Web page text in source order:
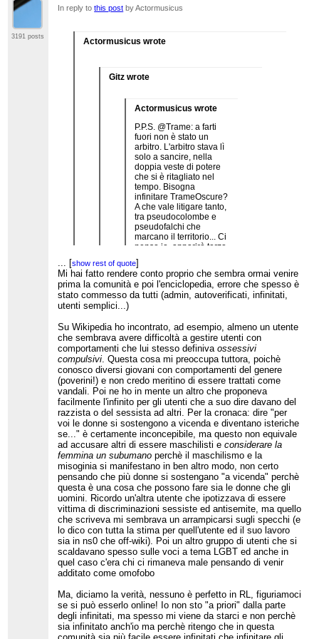
3191 posts
In reply tothis post by Actormusicus
Actormusicus wrote
Gitz wrote
Actormusicus wrote
P.P.S. @Trame: a farti
fuori non è stato un
arbitro. L'arbitro stava lì
solo a sancire, nella
doppia veste di potere
che si è ritagliato nel
tempo. Bisogna
infinitare TrameOscure?
A che vale litigare tanto,
tra pseudocolombe e
pseudofalchi che
marcano il territorio... Ci
penso io, apparirò terzo.
Voi scrivete una bella
UP. Bella però, che si
veda a colpo d'occhio,
perché non ho voglia di
leggerla. Quando non
alla fine, di fronte alle
rimostranze, si è deciso
a leggerla.
...[show rest of quote]
Ma ti rendi conto, Actor, di quanto è
marcio il sistema amministrativo che
stai descrivendo? cioè del fatto che
questa è una violazione palese - e
da quel che scrivi sembra anche
sistematica - di WP:CAMPAGNA?
No, perché poi aggiungi
"Ovviamente, non si infinita qualcuno
senza leggere quello che gli viene
contestato", come se il problema
fosse che questo admin/arbitro non
ha letto con attenzione la
segnalazione, oppure che si è
allargato troppo parlando a nome
dell'ArbCom e pestando i piedi a
qualche amin nel gruppo Telegram. Il
problema è un altro: le discussioni
comunitarie - e le UP sono
discussioni comunitarie - non
possono venir precotte in questo
modo, non ti pare? E' ingiusto verso
il segnalato ed è ingiusto verso la
comunità che viene chiamata a
discutere. Non c'è nessunissima
ragione per cui un admin dovrebbe
consultarsi con i colleghi o con altri
prima di aprire una UP. Ma ci
rendiamo conto?
...[show rest of quote
Gitz tu sfondi una porta aperta. Io mi sono sentito
nell'azione solo nei periodi in cui sono stato fuori
da tutto e non ho visto niente. I canalisonoun
condizionamento, da qualunque punto di vista li si
guardi. È il senso complessivo di quello che ho
scritto oggi. È il senso di «Wikipedia si fa su
Wikipedia» che, a mia memoria e mia
conoscenza, un solo admin applica
sistematicamente. Però uno strappo alla regola
tira l'altro, e si riproducono a valanga. Finché si
arriva al crac. In tutto questo ci sono pure quelli
che riescono a mantenersi indipendenti
nonostante i canali. Che da un orecchio gli entra
e dall'altro gli esce, il canale.
Ma tu credi davvero che sia un problema di itwiki?
È molto più generale a quanto ne so. Ma scusa
eh?Come impedisci al vento di soffiare?Come
impedisci che, magari in due, si sentano via mail?
E non è neanche un problema di Telegram, c'è chi
si ricorda le stesse cose via Facebook, nel tempo
che fu.
Anni fa ci fu un admin che per contrastare (nel
merito giustamente) la segnalazione di una voce
da parte di un nuovo utente gli disse di aspettare,
che sarebbe arrivato presto un suo amico.
consenso». E ti parlo di uno di quelli più seri, più
ligi, più scrupolosi. Per me, oggi, col senno di poi,
anche di uno di quelli più stimabili.
...[show rest of quote]
... [show rest of quote]
Mi hai fatto rendere conto proprio che sembra ormai venire
prima la comunità e poi l'enciclopedia, errore che spesso è
stato commesso da tutti (admin, autoverificati, infinitati,
utenti semplici...)
Su Wikipedia ho incontrato, ad esempio, almeno un utente
che sembrava avere difficoltà a gestire utenti con
comportamenti che lui stesso definivaossessivi
compulsivi. Questa cosa mi preoccupa tuttora, poichè
conosco diversi giovani con comportamenti del genere
(poverini!) e non credo meritino di essere trattati come
vandali. Poi ne ho in mente un altro che proponeva
facilmente l'infinito per gli utenti che a suo dire davano del
razzista o del sessista ad altri. Per la cronaca: dire "per
voi le donne si sostengono a vicenda e diventano isteriche
se..." è certamente inconcepibile, ma questo non equivale
ad accusare altri di essere maschilisti econsiderare la
femmina un subumano perchè il maschilismo e la
misoginia si manifestano in ben altro modo, non certo
pensando che più donne si sostengano "a vicenda" perchè
questa è una cosa che possono fare sia le donne che gli
uomini. Ricordo un'altra utente che ipotizzava di essere
vittima di discriminazioni sessiste ed antisemite, ma quello
che scriveva mi sembrava un arrampicarsi sugli specchi (e
lo dico con tutta la stima per quell'utente ed il suo lavoro
sia in ns0 che off-wiki). Poi un altro gruppo di utenti che si
scaldavano spesso sulle voci a tema LGBT ed anche in
quel caso c'era chi ci rimaneva male pensando di venir
additato come omofobo
Ma, diciamo la verità, nessuno è perfetto in RL, figuriamoci
se si può esserlo online! Io non sto "a priori" dalla parte
degli infinitati, ma spesso mi viene da starci e non perchè
sia infinitato anch'io ma perchè ritengo che in questa